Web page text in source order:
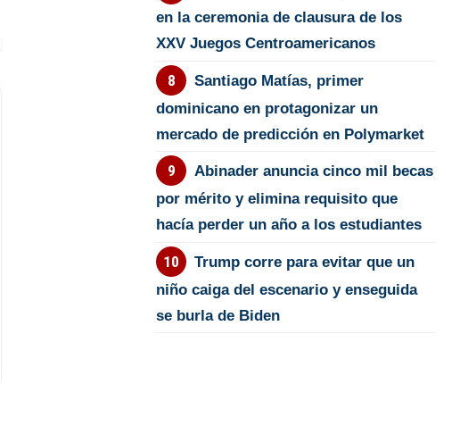
en la ceremonia de clausura de los
XXV Juegos Centroamericanos
Santiago Matías, primer
dominicano en protagonizar un
mercado de predicción en Polymarket
Abinader anuncia cinco mil becas
por mérito y elimina requisito que
hacía perder un año a los estudiantes
Trump corre para evitar que un
niño caiga del escenario y enseguida
se burla de Biden